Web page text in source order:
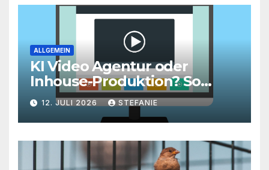
ALLGEMEIN
KI Video Agentur oder
Inhouse-Produktion? So
finden Unternehmen den
richtigen Weg zu
skalierbarem Video-Content
12. JULI 2026 STEFANIE